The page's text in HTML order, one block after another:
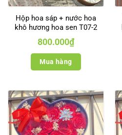
Hộp hoa sáp + nước hoa
khô hương hoa sen T07-2
800.000₫
Mua hàng